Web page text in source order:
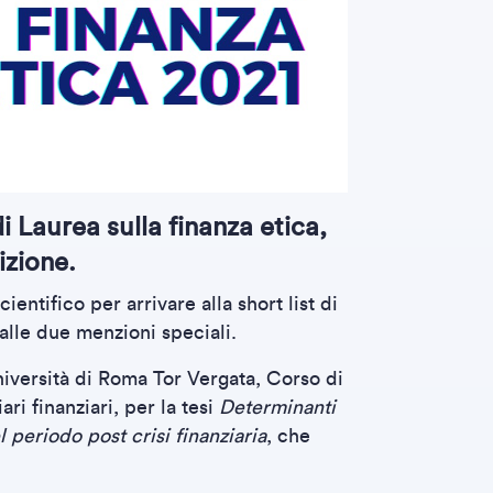
Laurea sulla finanza etica,
per arrivare alla short list di
due menzioni speciali.
di Roma Tor Vergata, Corso di
finanziari, per la tesi Determinanti
periodo post crisi finanziaria, che